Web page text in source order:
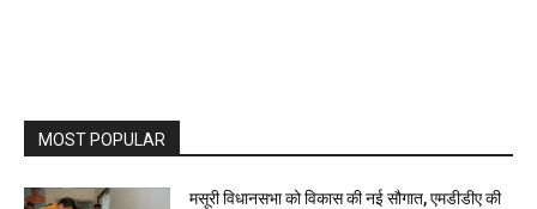
MOST POPULAR
मसूरी विधानसभा को विकास की नई सौगात, एमडीडीए की